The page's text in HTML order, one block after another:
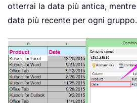
otterrai la data più antica, mentre
data più recente per ogni gruppo.